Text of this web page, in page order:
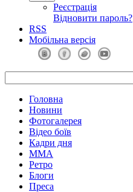
Реєстрація
Відновити пароль?
RSS
Мобільна версія
Головна
Новини
Фотогалерея
Відео боїв
Кадри дня
ММА
Ретро
Блоги
Преса